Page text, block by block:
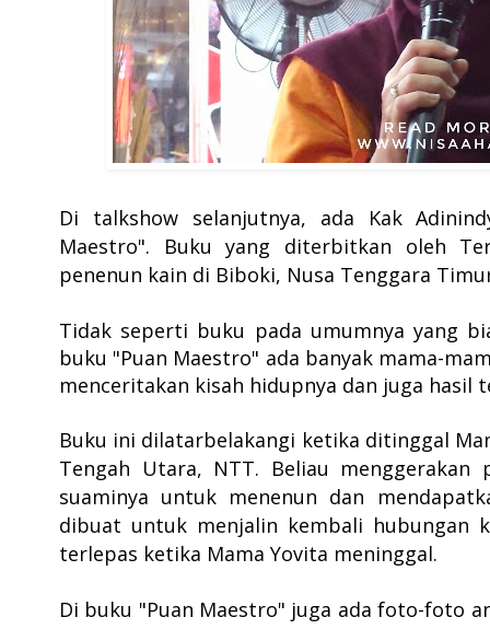
Di talkshow selanjutnya, ada Kak
Maestro". Buku yang diterbitkan oleh
penenun kain di Biboki, Nusa Tenggara
Tidak seperti buku pada umumnya yang
buku "Puan Maestro" ada banyak mama-
menceritakan kisah hidupnya dan juga hasil
Buku ini dilatarbelakangi ketika ditinggal
Tengah Utara, NTT. Beliau
suaminya untuk menenun dan
dibuat untuk menjalin kembali hubungan
terlepas ketika Mama Yovita meninggal.
Di buku "Puan Maestro" juga ada foto-foto